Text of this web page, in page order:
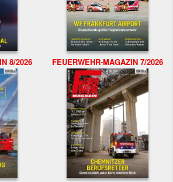
8/2026 FEUERWEHR-MAGAZIN 7/2026